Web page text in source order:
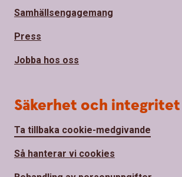
Samhällsengagemang
Press
Jobba hos oss
Säkerhet och integritet
Ta tillbaka cookie-medgivande
Så hanterar vi cookies